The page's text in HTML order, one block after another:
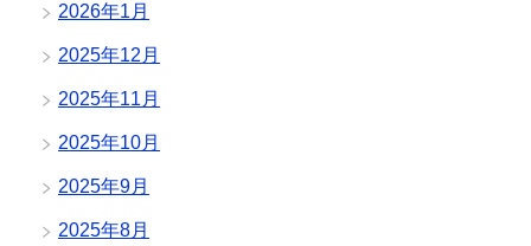
2026年1月
2025年12月
2025年11月
2025年10月
2025年9月
2025年8月